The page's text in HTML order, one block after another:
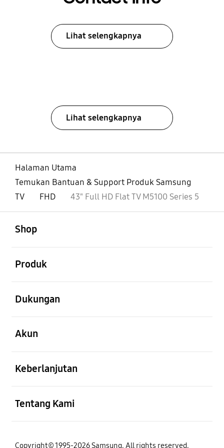
Lihat selengkapnya
Lihat selengkapnya
Halaman Utama
Temukan Bantuan & Support Produk Samsung
TV
FHD 43" Full HD Flat TV M5100 Series 5
Shop
Produk
Dukungan
Akun
Keberlanjutan
Tentang Kami
Copyright© 1995-2026 Samsung. All rights reserved.